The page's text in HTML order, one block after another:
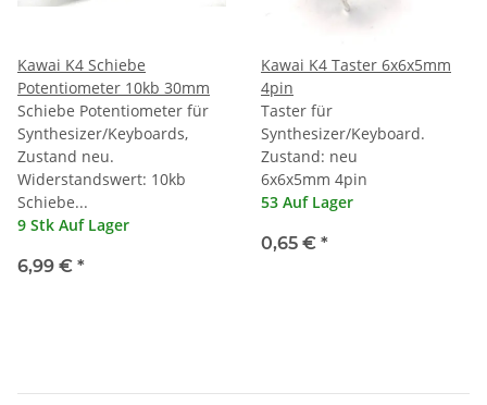
Kawai K4 Schiebe
Potentiometer 10kb 30mm
Schiebe Potentiometer für
Synthesizer/Keyboards,
Zustand neu.
Widerstandswert: 10kb
Schiebe...
9 Stk Auf Lager
6,99 € *
Kawai K4 Taster 6x6x5mm
4pin
Taster für
Synthesizer/Keyboard.
Zustand: neu
6x6x5mm 4pin
53 Auf Lager
0,65 € *